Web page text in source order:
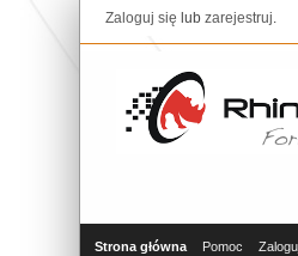
Zaloguj się lubzarejestruj.
Strona główna Pomoc